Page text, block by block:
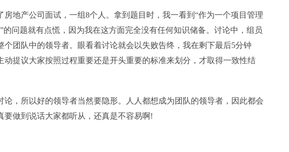
产公司面试，一组8个人。拿到题目时，我一看到“作为一个项目管理
的问题就有点慌，因为我在这方面完全没有任何知识储备。讨论中，组员
个团队中的领导者。眼看着讨论就会以失败告终，我在剩下最后5分钟
动提议大家按照过程重要还是开头重要的标准来划分，才取得一致性结
，所以好的领导者当然要隐形。人人都想成为团队的领导者，因此都会
要做到说话大家都听从，还真是不容易啊!